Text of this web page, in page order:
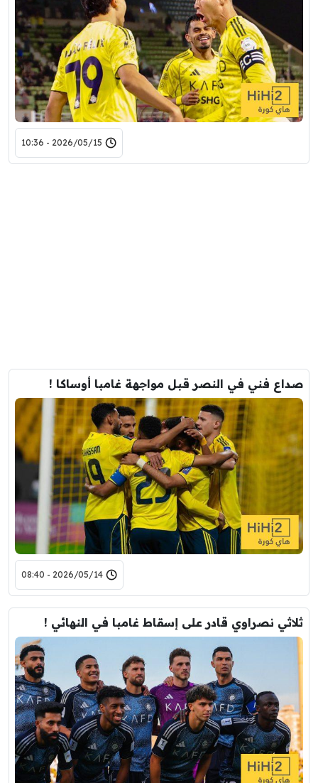
2026/05/15 - 10:36
صداع فني في النصر قبل مواجهة غامبا أوساكا !
2026/05/14 - 08:40
ثلاثي نصراوي قادر على إسقاط غامبا في النهائي !